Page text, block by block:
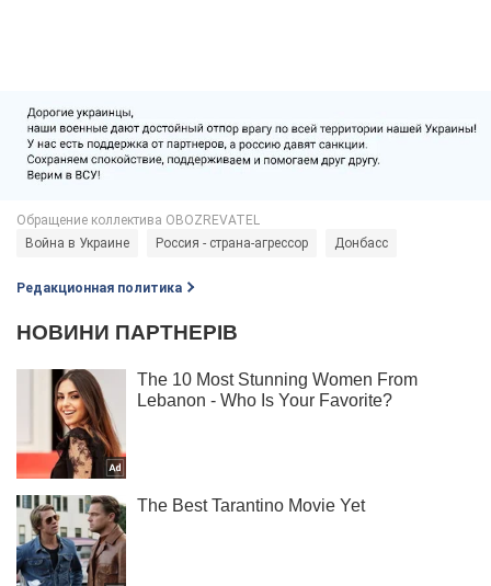
Война в Украине Россия - страна-агрессор Донбасс
Редакционная политика